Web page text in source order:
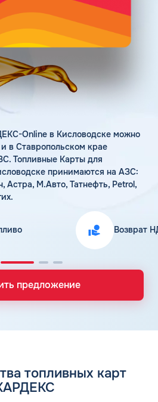
Online в Кисловодске можно
в Ставропольском крае
Топливные Карты для
принимаются на АЗС:
Астра, М.Авто, Татнефть, Petrol,
Возврат
предложение
топливных карт